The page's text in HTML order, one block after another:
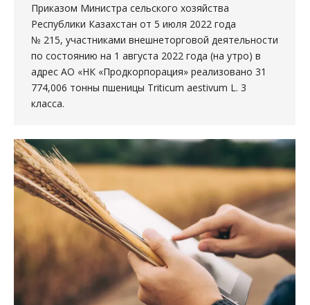
Приказом Министра сельского хозяйства
Республики Казахстан от 5 июля 2022 года
№ 215, участниками внешнеторговой деятельности
по состоянию на 1 августа 2022 года (на утро) в
адрес АО «НК «Продкорпорация» реализовано 31
774,006 тонны пшеницы Triticum aestivum L. 3
класса.